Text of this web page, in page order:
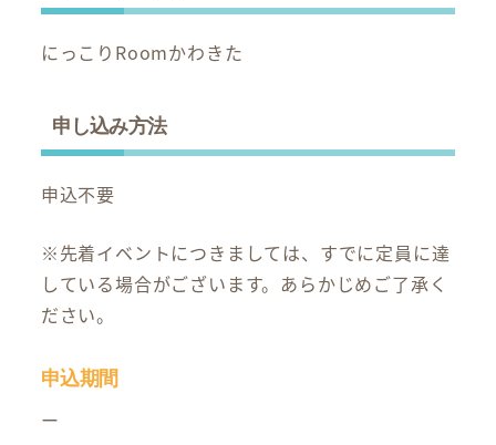
にっこりRoomかわきた
申し込み方法
申込不要
※先着イベントにつきましては、すでに定員に達
している場合がございます。あらかじめご了承く
ださい。
申込期間
ー